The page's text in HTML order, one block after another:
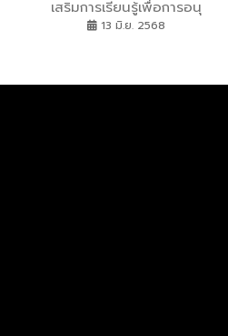
เสริมการเรียนรู้เพื่อการอนุ
รักษ์ฯ จ.ตาก เดินหน้าฟื้นฟูป่า
และ Seed Balls กว่า 2500
13 มิ.ย. 2568